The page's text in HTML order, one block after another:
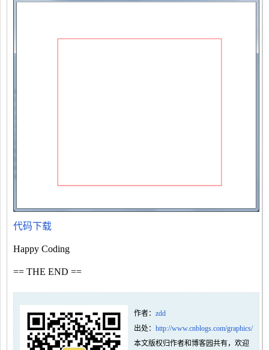
代码下载
Happy Coding
== THE END ==
作者： zdd
出处： http://www.cnblogs.com/graphics/
本文版权归作者和博客园共有，欢迎